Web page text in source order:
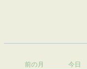
前の月 今日